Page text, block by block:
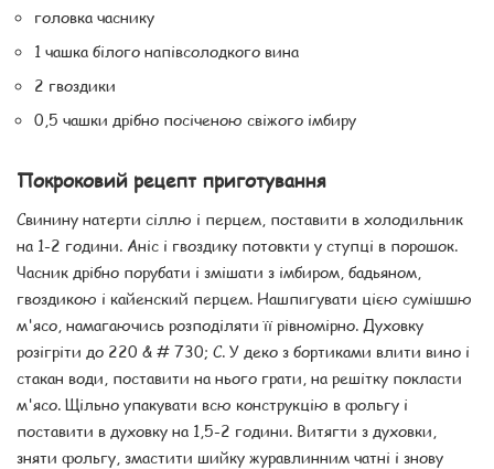
головка часнику
1 чашка білого напівсолодкого вина
2 гвоздики
0,5 чашки дрібно посіченою свіжого імбиру
Покроковий рецепт приготування
Свинину натерти сіллю і перцем, поставити в холодильник
на 1-2 години. Аніс і гвоздику потовкти у ступці в порошок.
Часник дрібно порубати і змішати з імбиром, бадьяном,
гвоздикою і кайенский перцем. Нашпигувати цією сумішшю
м'ясо, намагаючись розподіляти її рівномірно. Духовку
розігріти до 220 & # 730; С. У деко з бортиками влити вино і
стакан води, поставити на нього грати, на решітку покласти
м'ясо. Щільно упакувати всю конструкцію в фольгу і
поставити в духовку на 1,5-2 години. Витягти з духовки,
зняти фольгу, змастити шийку журавлинним чатні і знову